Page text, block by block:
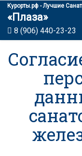
Курорты.рф - Лучшие
«Плаза»
8 (906) 440-23-23